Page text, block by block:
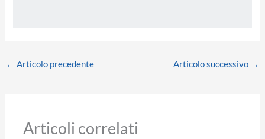
← Articolo precedente Articolo successivo →
Articoli correlati